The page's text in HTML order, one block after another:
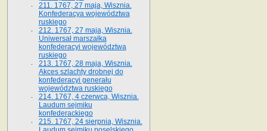
211. 1767, 27 maja, Wisznia.
Konfederacya województwa
ruskiego
212. 1767, 27 maja, Wisznia.
Uniwersał marszałka
konfederacyi województwa
ruskiego
213. 1767, 28 maja, Wisznia.
Akces szlachty drobnej do
konfederacyi generału
województwa ruskiego
214. 1767, 4 czerwca, Wisznia.
Laudum sejmiku
konfederackiego
215. 1767, 24 sierpnia, Wisznia.